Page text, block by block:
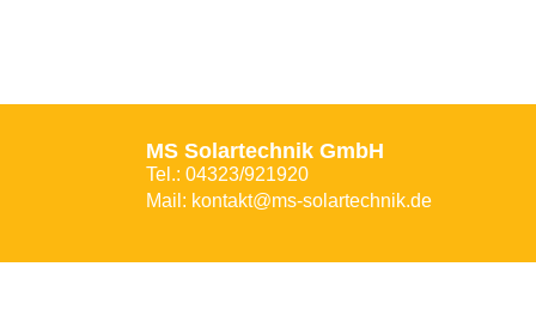
MS Solartechnik GmbH
Tel.: 04323/921920
Mail: kontakt@ms-solartechnik.de